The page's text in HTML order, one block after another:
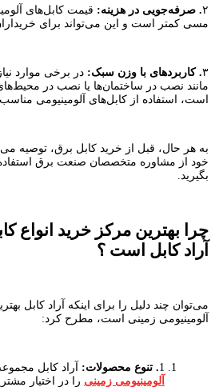
۲. صرفه‌جویی در هزینه: قیمت کابل‌های
مسی کمتر است و این می‌تواند برای
۳.کاربردهای با وزن سبک: در برخی موارد
مانند نصب در ساختمان‌ها یا نصب در
است، استفاده از کابل‌های آلومینیومی
به هر حال، قبل از خرید کابل برق، توصیه
خود از مشاوره متخصصان صنعت برق استفاده
بگیرید.
چرا بهترین مرکز خرید انواع
آراد کابل است ؟
می‌توان چند دلیل را برای اینکه آراد کابل
آلومینیومی زمینی است، مطرح کرد:
1. تنوع محصولات: آراد کابل
آلومینیومی زمینی را در اختیار